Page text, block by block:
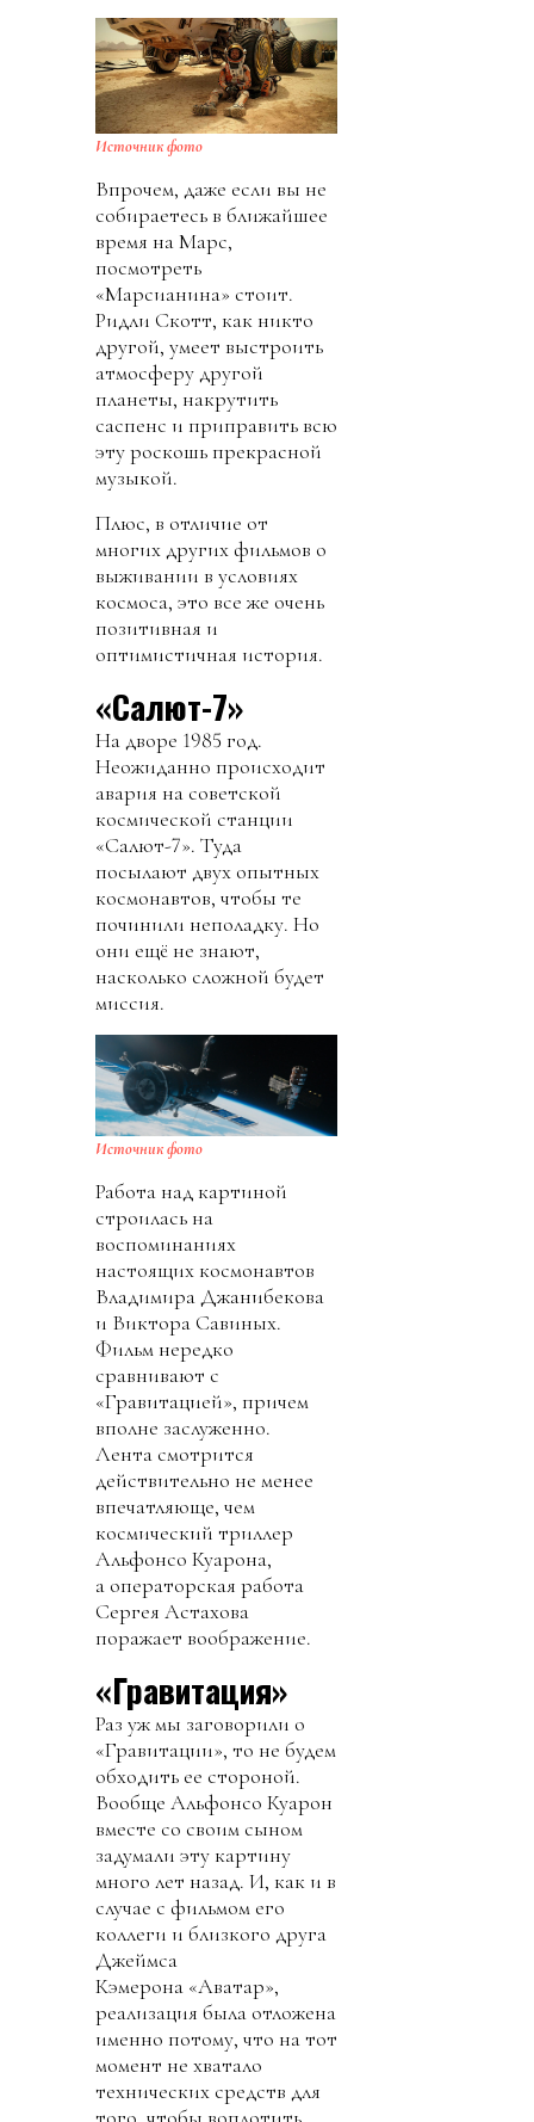
Источник фото
Впрочем, даже если вы не
собираетесь в ближайшее
время на Марс,
посмотреть
«Марсианина» стоит.
Ридли Скотт, как никто
другой, умеет выстроить
атмосферу другой
планеты, накрутить
саспенс и приправить всю
эту роскошь прекрасной
музыкой.
Плюс, в отличие от
многих других фильмов о
выживании в условиях
космоса, это все же очень
позитивная и
оптимистичная история.
«Салют-7»
На дворе 1985 год.
Неожиданно происходит
авария на советской
космической станции
«Салют-7». Туда
посылают двух опытных
космонавтов, чтобы те
починили неполадку. Но
они ещё не знают,
насколько сложной будет
миссия.
Источник фото
Работа над картиной
строилась на
воспоминаниях
настоящих космонавтов
Владимира Джанибекова
и Виктора Савиных.
Фильм нередко
сравнивают с
«Гравитацией», причем
вполне заслуженно.
Лента смотрится
действительно не менее
впечатляюще, чем
космический триллер
Альфонсо Куарона,
а операторская работа
Сергея Астахова
поражает воображение.
«Гравитация»
Раз уж мы заговорили о
«Гравитации», то не будем
обходить ее стороной.
Вообще Альфонсо Куарон
вместе со своим сыном
задумали эту картину
много лет назад. И, как и в
случае с фильмом его
коллеги и близкого друга
Джеймса
Кэмерона «Аватар»,
реализация была отложена
именно потому, что на тот
момент не хватало
технических средств для